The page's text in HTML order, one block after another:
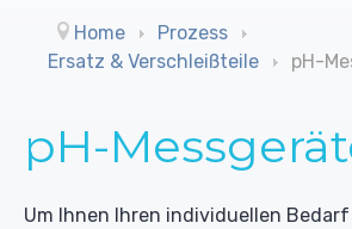
Home
Prozess
Ersatz & Verschleißteile
pH-
pH-
Um Ihnen Ihren individuellen
Reinigungsmittel (UO)
Desinfektionsmittel
Biozide
Trommelbandfilter
Schrägbandfilter
Mischdüsensysteme ohne Luft
Leitwertmessungen
Schreiber
Rührwerke